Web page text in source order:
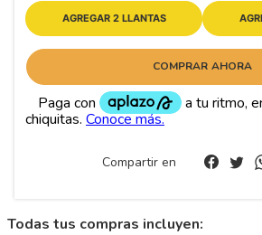
AGREGAR 2 LLANTAS
COMPRAR AHORA
Compartir en
Todas tus compras incluyen: